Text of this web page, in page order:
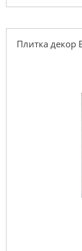
Плитка декор